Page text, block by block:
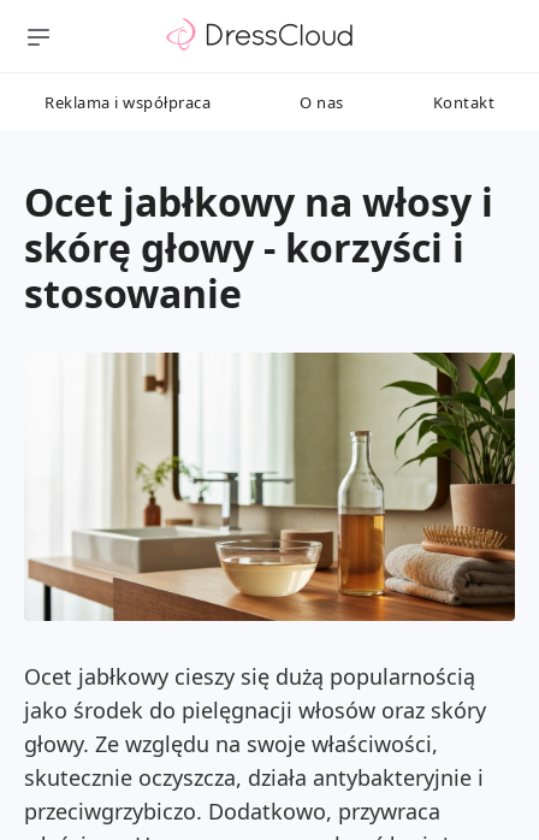
Reklama i współpraca O nas Kontakt
Ocet jabłkowy na włosy i
skórę głowy - korzyści i
stosowanie
Ocet jabłkowy cieszy się dużą popularnością
jako środek do pielęgnacji włosów oraz skóry
głowy. Ze względu na swoje właściwości,
skutecznie oczyszcza, działa antybakteryjnie i
przeciwgrzybiczo. Dodatkowo, przywraca